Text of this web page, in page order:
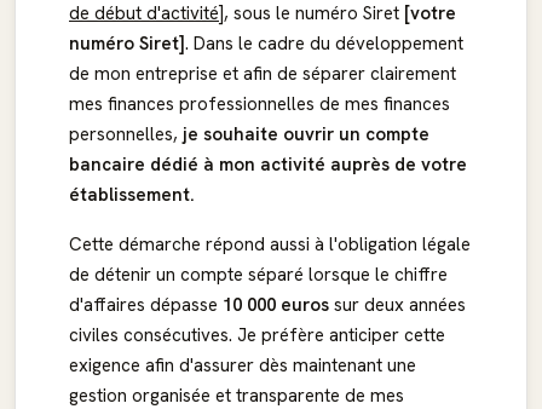
de début d'activité], sous le numéro Siret [votre
numéro Siret]. Dans le cadre du développement
de mon entreprise et afin de séparer clairement
mes finances professionnelles de mes finances
personnelles, je souhaite ouvrir un compte
bancaire dédié à mon activité auprès de votre
établissement.
Cette démarche répond aussi à l'obligation légale
de détenir un compte séparé lorsque le chiffre
d'affaires dépasse 10 000 euros sur deux années
civiles consécutives. Je préfère anticiper cette
exigence afin d'assurer dès maintenant une
gestion organisée et transparente de mes